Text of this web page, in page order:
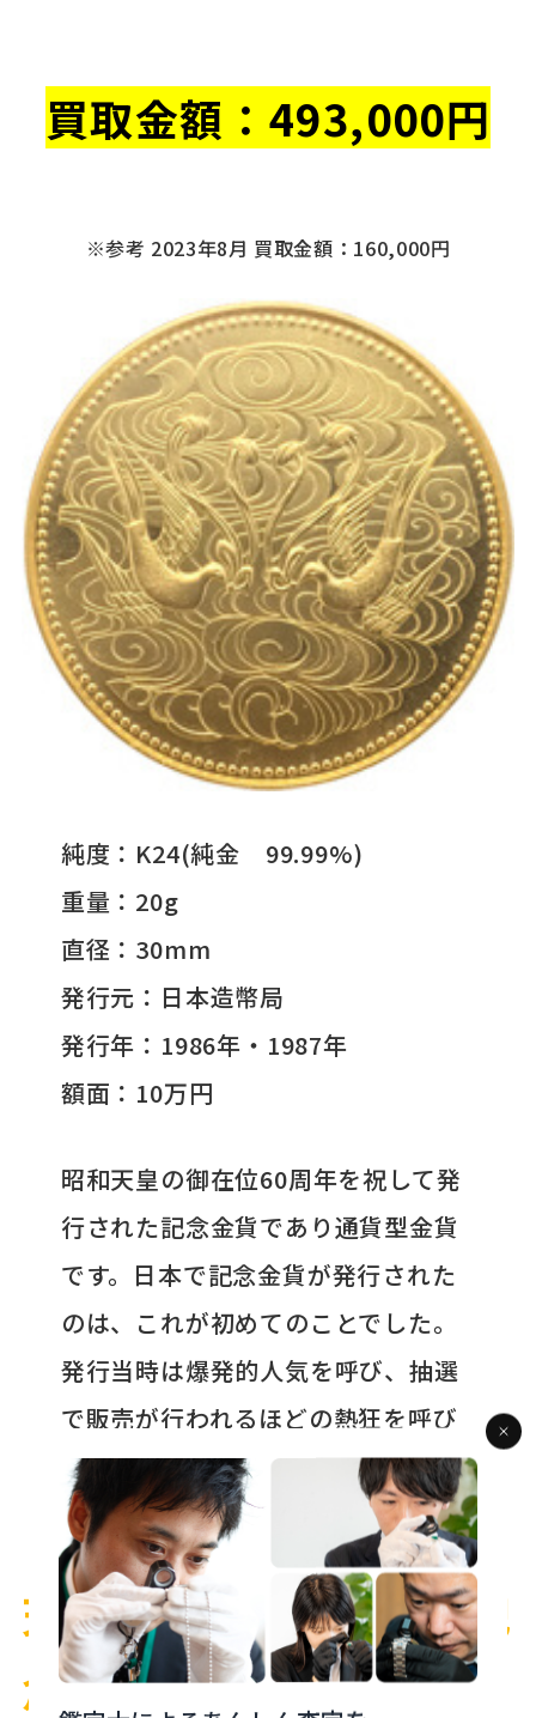
買取金額： 493,000円
※参考 2023年8月 買取金額：160,000円
純度：K24(純金 99.99%)
重量：20g
直径：30mm
発行元：日本造幣局
発行年：1986年・1987年
額面：10万円
昭和天皇の御在位60周年を祝して発
行された記念金貨であり通貨型金貨
です。日本で記念金貨が発行された
のは、これが初めてのことでした。
発行当時は爆発的人気を呼び、抽選
で販売が行われるほどの熱狂を呼び
ました。金の高騰により、今では額
面を超える買取価格になります。
天皇陛下御在位10周年記
念 1万円金貨（平成11